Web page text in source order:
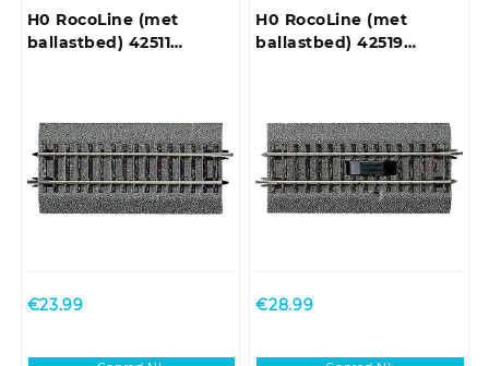
H0 RocoLine (met
ballastbed) 42511
€23.99
H0 RocoLine (met
ballastbed) 42519
€28.99